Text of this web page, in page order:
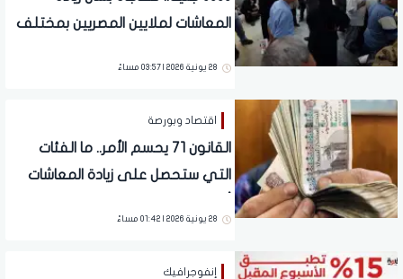
المعاشات لملايين المصريين بمختلف
28 يونية 2026 | 03:57 مساءً
اقتصاد وبورصة
القانون 71 يحسم الأمر.. ما الفئات
التي ستحصل على زيادة المعاشات
28 يونية 2026 | 01:42 مساءً
إنفوجرافيك